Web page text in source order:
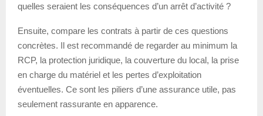
quelles seraient les conséquences d’un arrêt d’activité ?
Ensuite, compare les contrats à partir de ces questions
concrètes. Il est recommandé de regarder au minimum la
RCP, la protection juridique, la couverture du local, la prise
en charge du matériel et les pertes d’exploitation
éventuelles. Ce sont les piliers d’une assurance utile, pas
seulement rassurante en apparence.